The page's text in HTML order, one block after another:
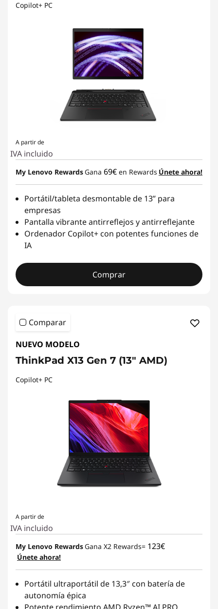
Copilot+ PC
A partir de
IVA incluido
My Lenovo Rewards Gana 69€ en Rewards Únete ahora!
Portátil/tableta desmontable de 13” para
empresas
Pantalla vibrante antirreflejos y antirreflejante
Ordenador Copilot+ con potentes funciones de
IA
Comprar
Comparar
NUEVO MODELO
ThinkPad X13 Gen 7 (13" AMD)
Copilot+ PC
A partir de
IVA incluido
My Lenovo Rewards Gana X2 Rewards= 123€
Únete ahora!
Portátil ultraportátil de 13,3″ con batería de
autonomía épica